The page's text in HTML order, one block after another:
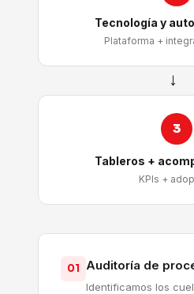
Tecnología y
Plataforma +
→
3
Tableros +
KPIs +
01 Auditoría de
Identificamos los